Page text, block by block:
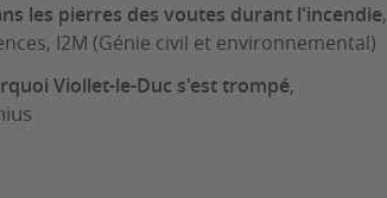
les pierres des voutes durant l'incendie,
I2M (Génie civil et environnemental)
Viollet-le-Duc s'est trompé,